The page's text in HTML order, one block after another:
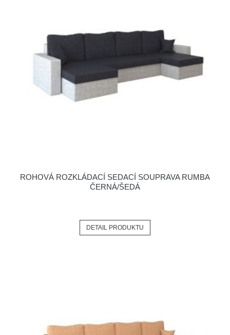
ROHOVÁ ROZKLÁDACÍ SEDACÍ SOUPRAVA RUMBA
ČERNÁ/ŠEDÁ
DETAIL PRODUKTU